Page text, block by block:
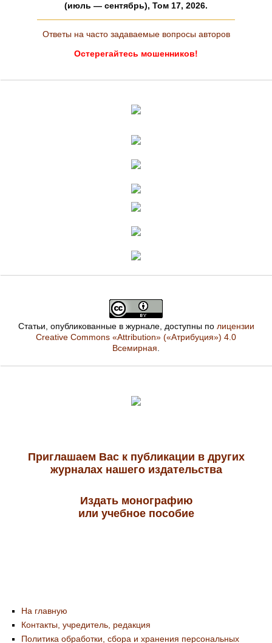
(июль — сентябрь), Том 17, 2026.
Ответы на часто задаваемые вопросы авторов
Остерегайтесь мошенников!
Статьи, опубликованные в журнале, доступны по лицензии
Creative Commons «Attribution» («Атрибуция») 4.0
Всемирная
Приглашаем Вас к публикации в других
журналах нашего издательства
Издать монографию
или учебное пособие
На главную
Контакты, учредитель, редакция
Политика обработки, сбора и хранения персональных